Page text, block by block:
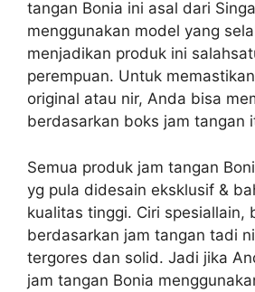
tangan Bonia ini asal dari
menggunakan model yang
menjadikan produk ini
perempuan. Untuk
original atau nir, Anda bisa
berdasarkan boks jam tangan
Semua produk jam tangan
yg pula didesain eksklusif &
kualitas tinggi. Ciri spesiallain,
berdasarkan jam tangan tadi
tergores dan solid. Jadi jika
jam tangan Bonia